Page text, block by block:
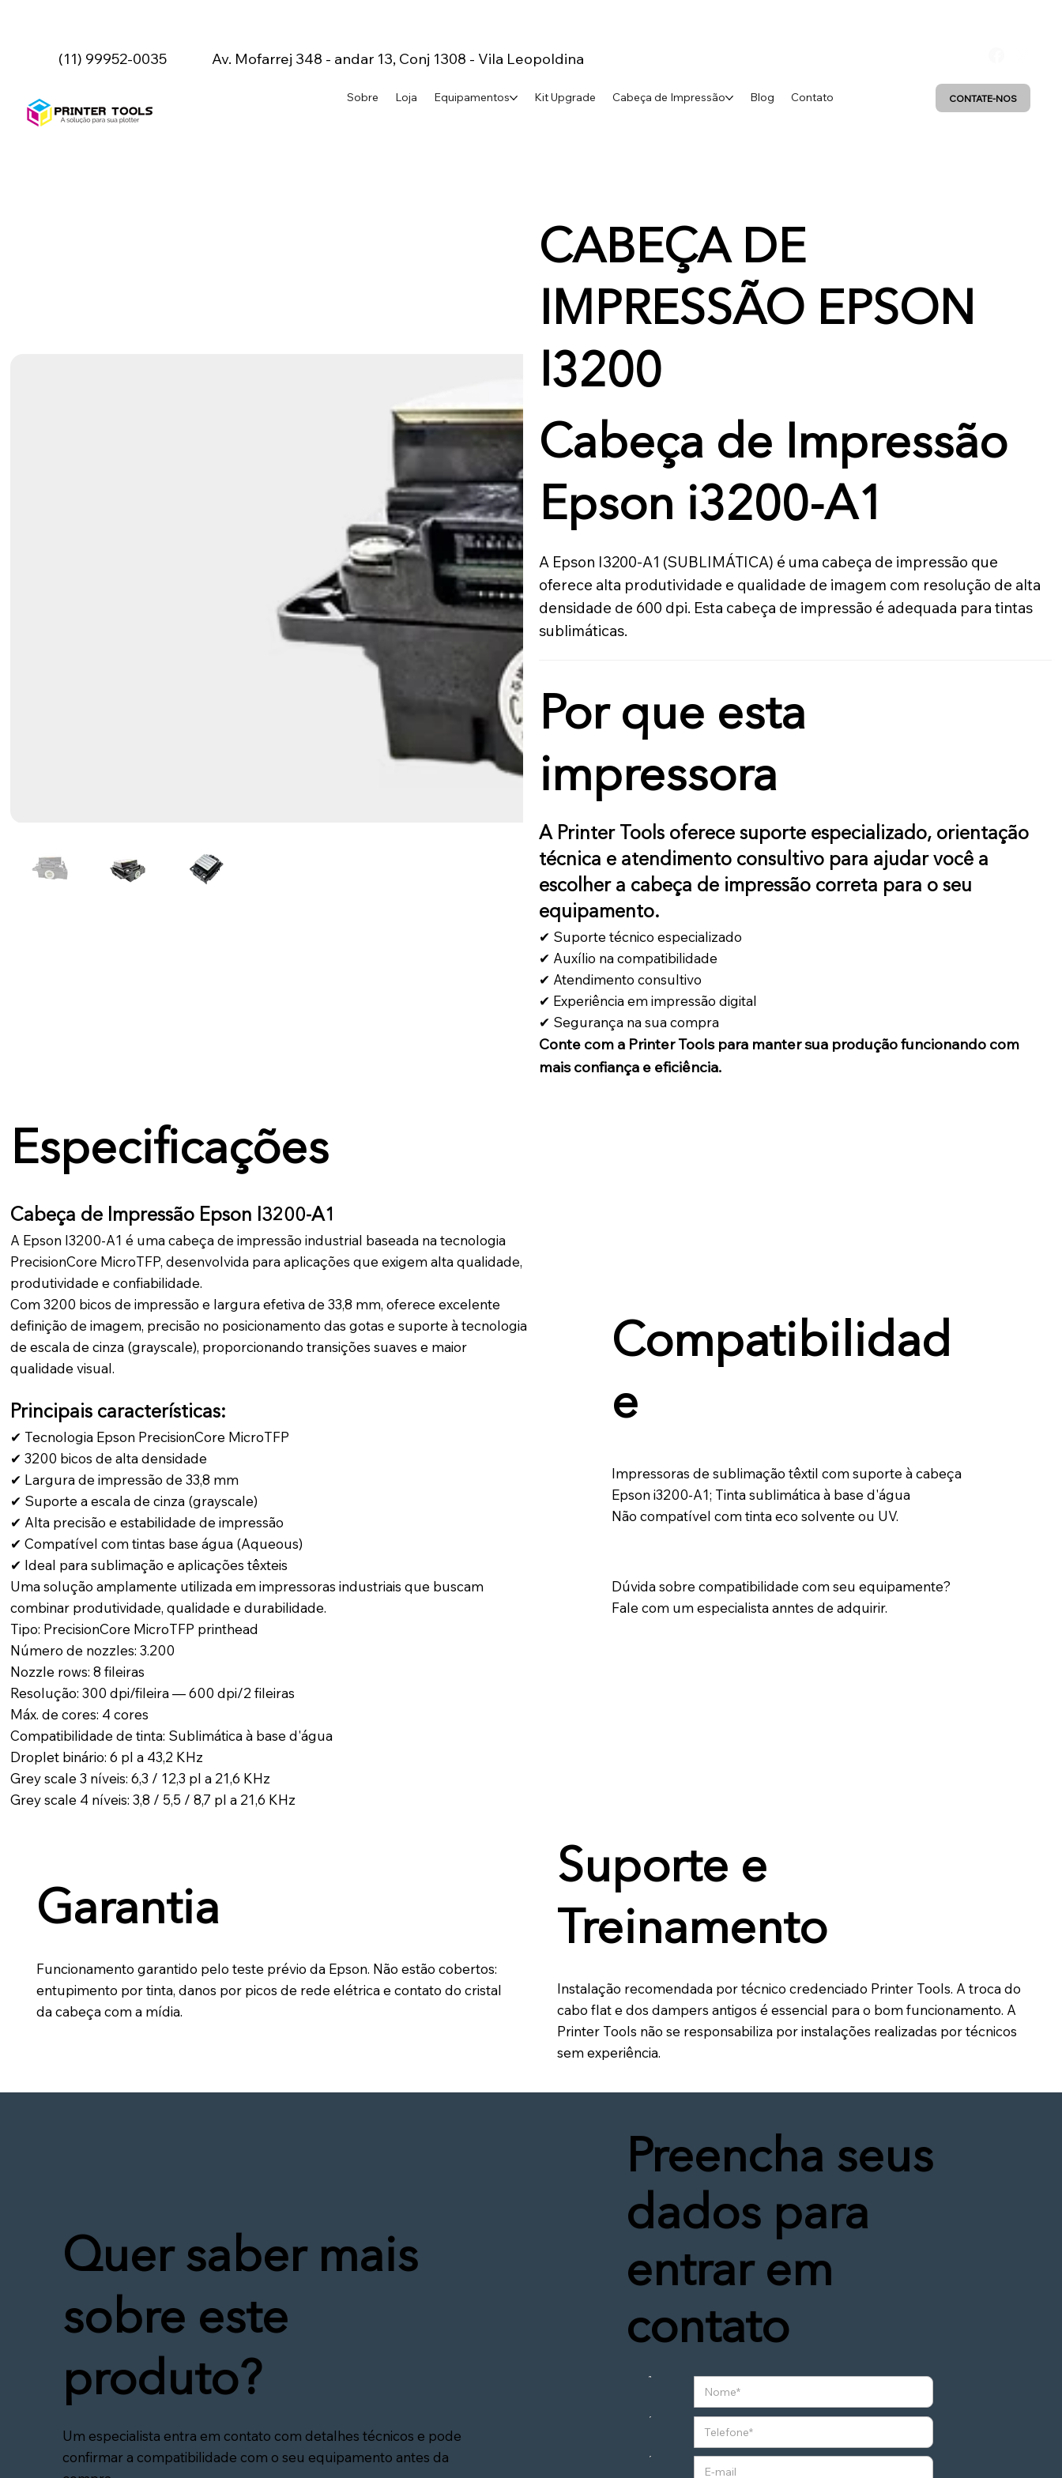
Sobre Loja Equipamentos Kit Upgrade Cabeça de Impressão Blog Contato CONTATE-NOS
(11) 99952-0035 Av. Mofarrej 348 - andar 13, Conj 1308 - Vila Leopoldina
CABEÇA DE
IMPRESSÃO EPSON
I3200
Cabeça de Impressão
Epson i3200-A1
A Epson I3200-A1 (SUBLIMÁTICA) é uma cabeça de impressão que
oferece alta produtividade e qualidade de imagem com resolução de alta
densidade de 600 dpi. Esta cabeça de impressão é adequada para tintas
sublimáticas.
Por que esta
impressora
A Printer Tools oferece suporte especializado, orientação
técnica e atendimento consultivo para ajudar você a
escolher a cabeça de impressão correta para o seu
equipamento.
✔ Suporte técnico especializado
✔ Auxílio na compatibilidade
✔ Atendimento consultivo
✔ Experiência em impressão digital
✔ Segurança na sua compra
Conte com a Printer Tools para manter sua produção funcionando com
mais confiança e eficiência.
Especificações
Cabeça de Impressão Epson I3200-A1
A Epson I3200-A1 é uma cabeça de impressão industrial baseada na tecnologia
PrecisionCore MicroTFP, desenvolvida para aplicações que exigem alta qualidade,
produtividade e confiabilidade.
Com 3200 bicos de impressão e largura efetiva de 33,8 mm, oferece excelente
definição de imagem, precisão no posicionamento das gotas e suporte à tecnologia
de escala de cinza (grayscale), proporcionando transições suaves e maior
qualidade visual.
Principais características:
✔ Tecnologia Epson PrecisionCore MicroTFP
✔ 3200 bicos de alta densidade
✔ Largura de impressão de 33,8 mm
✔ Suporte a escala de cinza (grayscale)
✔ Alta precisão e estabilidade de impressão
✔ Compatível com tintas base água (Aqueous)
✔ Ideal para sublimação e aplicações têxteis
Uma solução amplamente utilizada em impressoras industriais que buscam
combinar produtividade, qualidade e durabilidade.
Tipo: PrecisionCore MicroTFP printhead
Número de nozzles: 3.200
Nozzle rows: 8 fileiras
Resolução: 300 dpi/fileira — 600 dpi/2 fileiras
Máx. de cores: 4 cores
Compatibilidade de tinta: Sublimática à base d'água
Droplet binário: 6 pl a 43,2 KHz
Grey scale 3 níveis: 6,3 / 12,3 pl a 21,6 KHz
Grey scale 4 níveis: 3,8 / 5,5 / 8,7 pl a 21,6 KHz
Compatibilidad
e
Impressoras de sublimação têxtil com suporte à cabeça
Epson i3200-A1; Tinta sublimática à base d'água
Não compatível com tinta eco solvente ou UV.
Dúvida sobre compatibilidade com seu equipamente?
Fale com um especialista anntes de adquirir.
Garantia
Funcionamento garantido pelo teste prévio da Epson. Não estão cobertos:
entupimento por tinta, danos por picos de rede elétrica e contato do cristal
da cabeça com a mídia.
Suporte e
Treinamento
Instalação recomendada por técnico credenciado Printer Tools. A troca do
cabo flat e dos dampers antigos é essencial para o bom funcionamento. A
Printer Tools não se responsabiliza por instalações realizadas por técnicos
sem experiência.
Preencha seus
dados para
entrar em
contato
Quer saber mais
sobre este
produto?
Um especialista entra em contato com detalhes técnicos e pode
confirmar a compatibilidade com o seu equipamento antes da